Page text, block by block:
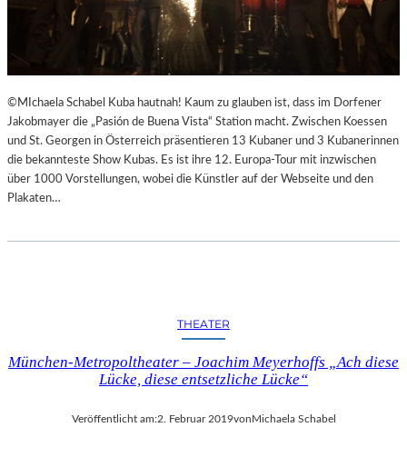
©MIchaela Schabel Kuba hautnah! Kaum zu glauben ist, dass im Dorfener
Jakobmayer die „Pasión de Buena Vista“ Station macht. Zwischen Koessen
und St. Georgen in Österreich präsentieren 13 Kubaner und 3 Kubanerinnen
die bekannteste Show Kubas. Es ist ihre 12. Europa-Tour mit inzwischen
über 1000 Vorstellungen, wobei die Künstler auf der Webseite und den
Plakaten…
THEATER
München-Metropoltheater – Joachim Meyerhoffs „Ach diese
Lücke, diese entsetzliche Lücke“
Veröffentlicht am:2. Februar 2019vonMichaela Schabel